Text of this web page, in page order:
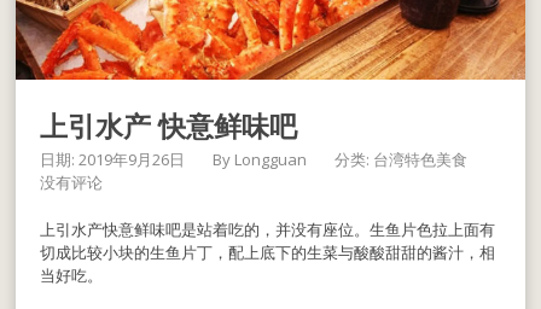
上引水产 快意鲜味吧
日期: 2019年9月26日 By Longguan 分类: 台湾特色美食
没有评论
上引水产快意鲜味吧是站着吃的，并没有座位。生鱼片色拉上面有
切成比较小块的生鱼片丁，配上底下的生菜与酸酸甜甜的酱汁，相
当好吃。